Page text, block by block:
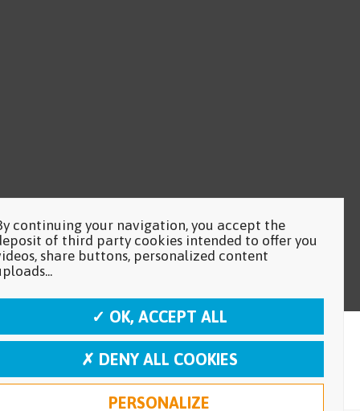
continuing your navigation, you accept the
of third party cookies intended to offer you
share buttons, personalized content
✓ OK, ACCEPT ALL
✗ DENY ALL COOKIES
PERSONALIZE